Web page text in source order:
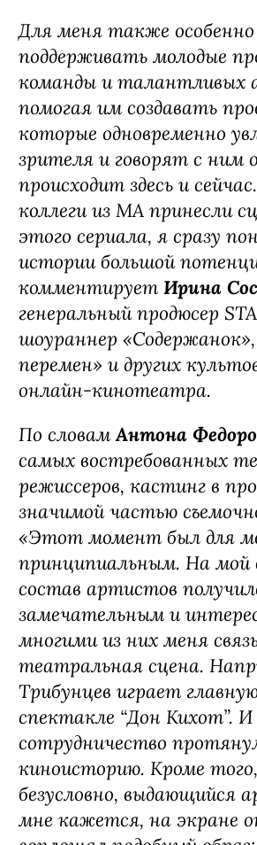
Для меня также
поддерживать молодые
команды и талантливых
помогая им создавать
которые одновременно
зрителя и говорят с ним
происходит здесь и
коллеги из MA принесли
этого сериала, я сразу
истории большой
комментирует Ирина
генеральный продюсер
шоураннер
перемен» и других
онлайн-кинотеатра.
По словамАнтона
самых востребованных
режиссеров, кастинг в
значимой частью
«Этот момент был для
принципиальным. На мой
состав артистов
замечательным и
многими из них меня
театральная сцена.
Трибунцев играет
спектакле “Дон Кихот”.
сотрудничество
киноисторию. Кроме
безусловно, выдающийся
мне кажется, на экране